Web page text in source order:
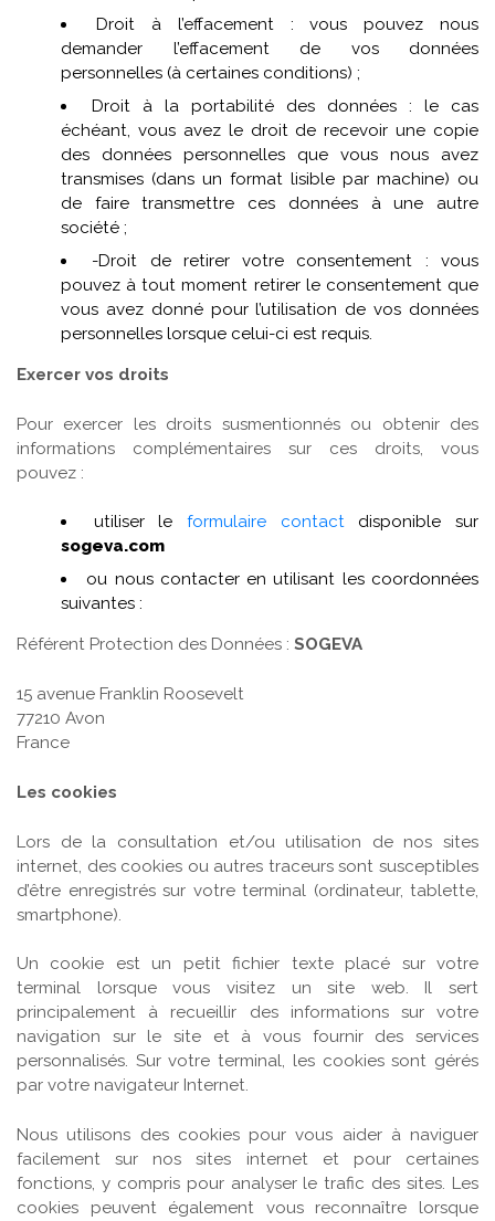
Droit à l’effacement : vous pouvez nous
demander l’effacement de vos données
personnelles (à certaines conditions) ;
Droit à la portabilité des données : le cas
échéant, vous avez le droit de recevoir une copie
des données personnelles que vous nous avez
transmises (dans un format lisible par machine) ou
de faire transmettre ces données à une autre
société ;
-Droit de retirer votre consentement : vous
pouvez à tout moment retirer le consentement que
vous avez donné pour l’utilisation de vos données
personnelles lorsque celui-ci est requis.
Exercer vos droits
Pour exercer les droits susmentionnés ou obtenir des
informations complémentaires sur ces droits, vous
pouvez :
utiliser leformulaire contactdisponible sur
sogeva.com
ou nous contacter en utilisant les coordonnées
suivantes :
Référent Protection des Données : SOGEVA
15 avenue Franklin Roosevelt
77210 Avon
France
Les cookies
Lors de la consultation et/ou utilisation de nos sites
internet, des cookies ou autres traceurs sont susceptibles
d’être enregistrés sur votre terminal (ordinateur, tablette,
smartphone).
Un cookie est un petit fichier texte placé sur votre
terminal lorsque vous visitez un site web. Il sert
principalement à recueillir des informations sur votre
navigation sur le site et à vous fournir des services
personnalisés. Sur votre terminal, les cookies sont gérés
par votre navigateur Internet.
Nous utilisons des cookies pour vous aider à naviguer
facilement sur nos sites internet et pour certaines
fonctions, y compris pour analyser le trafic des sites. Les
cookies peuvent également vous reconnaître lorsque